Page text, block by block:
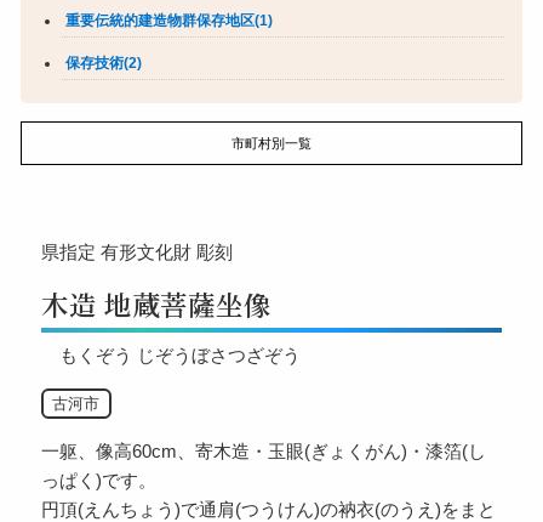
重要伝統的建造物群保存地区(1)
保存技術(2)
市町村別一覧
県指定 有形文化財 彫刻
木造 地蔵菩薩坐像
もくぞう じぞうぼさつざぞう
古河市
一躯、像高60cm、寄木造・玉眼(ぎょくがん)・漆箔(し
っぱく)です。
円頂(えんちょう)で通肩(つうけん)の衲衣(のうえ)をまと